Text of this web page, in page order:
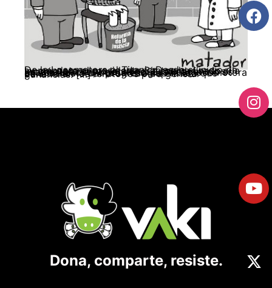
De la Locomotora al Titanic Desde el inicio de su mandato el presidente Santos ha usado a la locomotora como la alegoría que define los propósitos de su gobierno. Esa imagen no es una casualidad; desde el siglo XIX la locomotora es el símbolo del progreso capitalista que penetra en los territorios para generar ganancias. […]
Dona, comparte, resiste.